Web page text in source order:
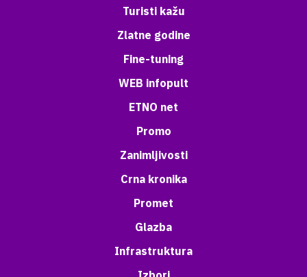
Turisti kažu
Zlatne godine
Fine-tuning
WEB infopult
ETNO net
Promo
Zanimljivosti
Crna kronika
Promet
Glazba
Infrastruktura